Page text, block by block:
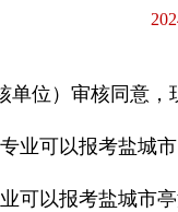
单位）审核同意
业可以报考盐城
可以报考盐城市